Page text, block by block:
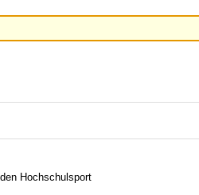
Hochschulsport